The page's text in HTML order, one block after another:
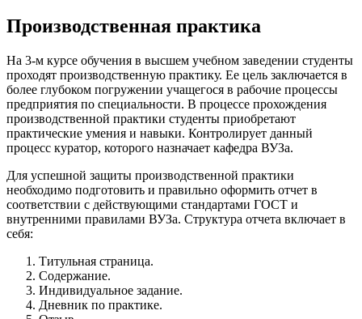
Производственная практика
На 3-м курсе обучения в высшем учебном заведении студенты
проходят производственную практику. Ее цель заключается в
более глубоком погружении учащегося в рабочие процессы
предприятия по специальности. В процессе прохождения
производственной практики студенты приобретают
практические умения и навыки. Контролирует данный
процесс куратор, которого назначает кафедра ВУЗа.
Для успешной защиты производственной практики
необходимо подготовить и правильно оформить отчет в
соответствии с действующими стандартами ГОСТ и
внутренними правилами ВУЗа. Структура отчета включает в
себя:
Титульная страница.
Содержание.
Индивидуальное задание.
Дневник по практике.